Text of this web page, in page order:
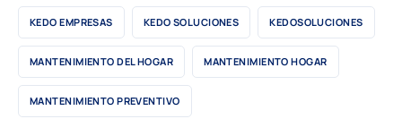
KEDO EMPRESAS KEDO SOLUCIONES KEDOSOLUCIONES
MANTENIMIENTO DEL HOGAR MANTENIMIENTO HOGAR
MANTENIMIENTO PREVENTIVO